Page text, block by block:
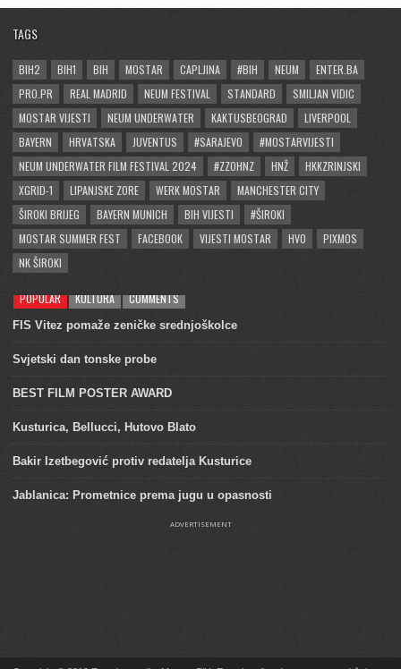
TAGS
BIH2 BIH1 BIH MOSTAR CAPLJINA #BIH NEUM
ENTER.BA
PRO.PR
REAL MADRID NEUM FESTIVAL STANDARD
SMILJAN VIDIC
MOSTAR VIJESTI
NEUM UNDERWATER KAKTUSBEOGRAD
LIVERPOOL
BAYERN
HRVATSKA JUVENTUS #SARAJEVO
#MOSTARVIJESTI
NEUM UNDERWATER FILM FESTIVAL 2024
#ZZOHNZ HNŽ
HKKZRINJSKI
XGRID-1
LIPANJSKE ZORE WERK MOSTAR
MANCHESTER CITY
ŠIROKI BRIJEG
BAYERN MUNICH BIH VIJESTI
#ŠIROKI
MOSTAR SUMMER FEST
FACEBOOK VIJESTI MOSTAR HVO
PIXMOS
NK ŠIROKI
POPULAR KULTURA COMMENTS
FIS Vitez pomaže zeničke srednjoškolce
Svjetski dan tonske probe
BEST FILM POSTER AWARD
Kusturica, Bellucci, Hutovo Blato
Bakir Izetbegović protiv redatelja Kusturice
Jablanica: Prometnice prema jugu u opasnosti
ADVERTISEMENT